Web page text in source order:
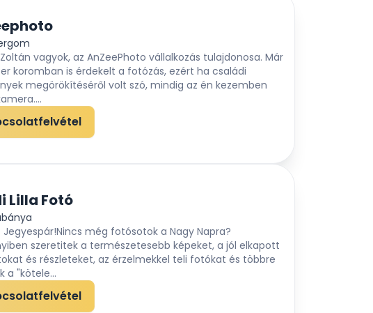
vagyok, az AnZeePhoto vállalkozás tulajdonosa. Már
koromban is érdekelt a fotózás, ezért ha családi
megörökítéséről volt szó, mindig az én kezemben
Lilla Fotó
Jegyespár!Nincs még fotósotok a Nagy Napra?
szeretitek a természetesebb képeket, a jól elkapott
és részleteket, az érzelmekkel teli fotókat és többre
a "kötele...